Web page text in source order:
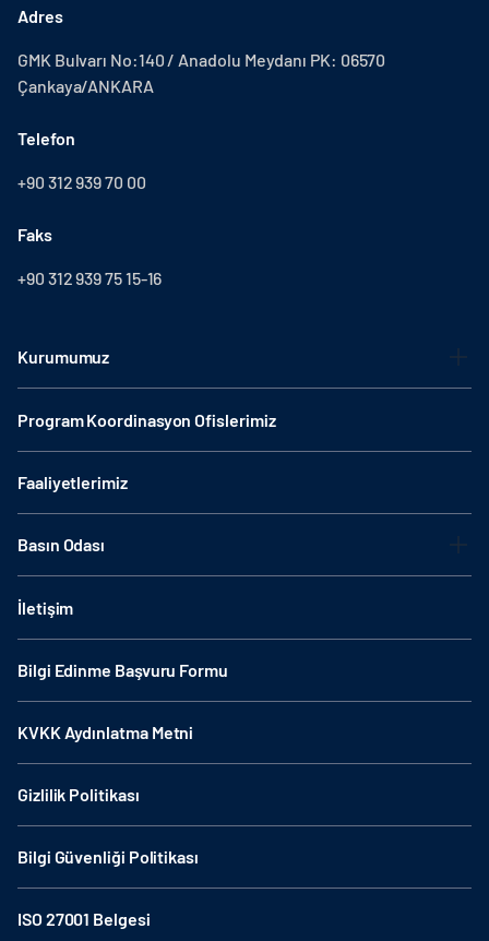
Adres
GMK Bulvarı No:140 / Anadolu Meydanı PK: 06570
Çankaya/ANKARA
Telefon
+90 312 939 70 00
Faks
+90 312 939 75 15-16
Kurumumuz
Program Koordinasyon Ofislerimiz
Faaliyetlerimiz
Basın Odası
İletişim
Bilgi Edinme Başvuru Formu
KVKK Aydınlatma Metni
Gizlilik Politikası
Bilgi Güvenliği Politikası
ISO 27001 Belgesi